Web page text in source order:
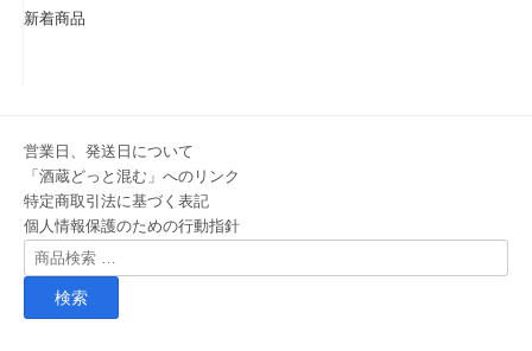
新着商品
営業日、発送日について
「酒蔵どっと混む」へのリンク
特定商取引法に基づく表記
個人情報保護のための行動指針
検
索
象: